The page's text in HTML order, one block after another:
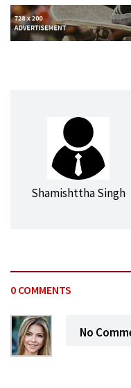
Shamishttha Singh
0 COMMENTS
No